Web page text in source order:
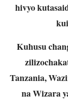
hivyo
Kuhusu
Tanzania,
na Wizara